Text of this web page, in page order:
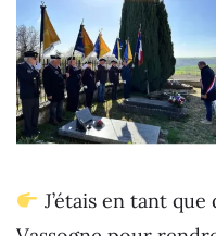
J’étais en tant que